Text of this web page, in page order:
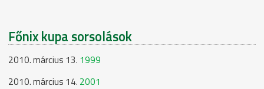
Főnix kupa sorsolások
2010. március 13. 1999
2010. március 14. 2001